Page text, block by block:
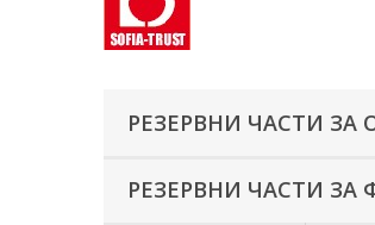
РЕЗЕРВНИ ЧАСТИ ЗА
РЕЗЕРВНИ ЧАСТИ ЗА